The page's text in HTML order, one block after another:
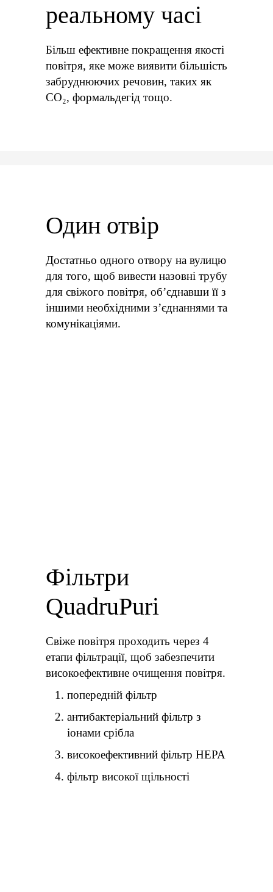
реальному часі
Більш ефективне покращення якості
повітря, яке може виявити більшість
забруднюючих речовин, таких як
CO₂, формальдегід тощо.
Один отвір
Достатньо одного отвору на вулицю
для того, щоб вивести назовні трубу
для свіжого повітря, об’єднавши її з
іншими необхідними з’єднаннями та
комунікаціями.
Фільтри
QuadruPuri
Свіже повітря проходить через 4
етапи фільтрації, щоб забезпечити
високоефективне очищення повітря.
попередній фільтр
антибактеріальний фільтр з
іонами срібла
високоефективний фільтр HEPA
фільтр високої щільності